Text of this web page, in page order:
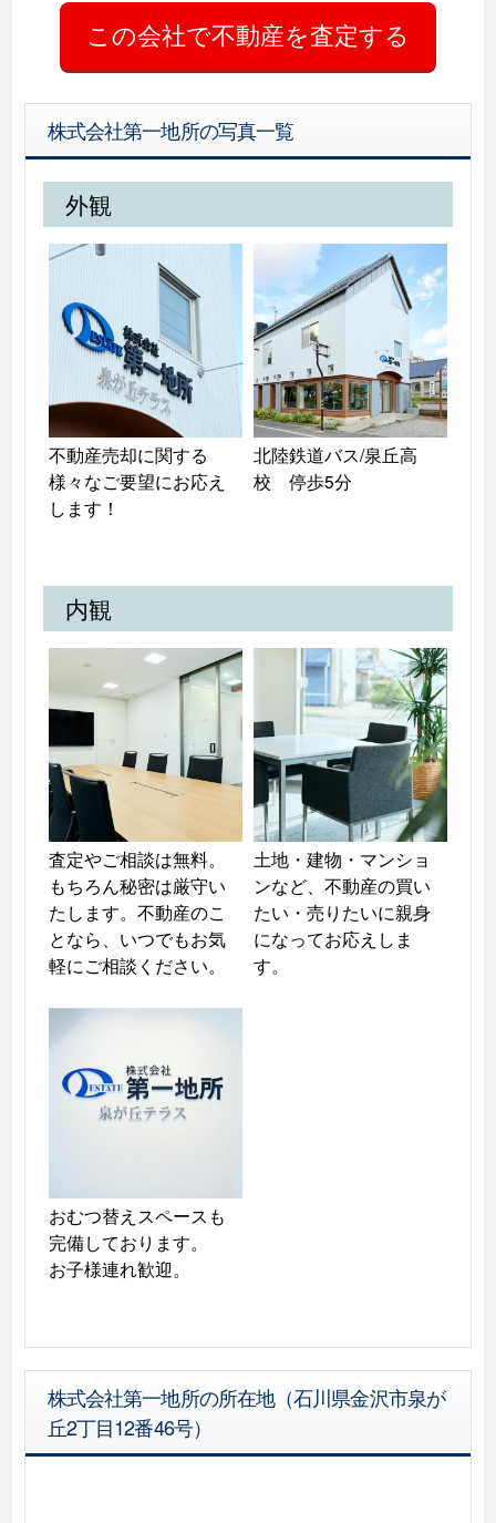
株式会社第一地所の写真一覧
外観
不動産売却に関する
様々なご要望にお応え
します！
北陸鉄道バス/泉丘高
校　停歩5分
内観
査定やご相談は無料。
もちろん秘密は厳守い
たします。不動産のこ
となら、いつでもお気
軽にご相談ください。
土地・建物・マンショ
ンなど、不動産の買い
たい・売りたいに親身
になってお応えしま
す。
おむつ替えスペースも
完備しております。
お子様連れ歓迎。
株式会社第一地所の所在地（石川県金沢市泉が
丘2丁目12番46号）